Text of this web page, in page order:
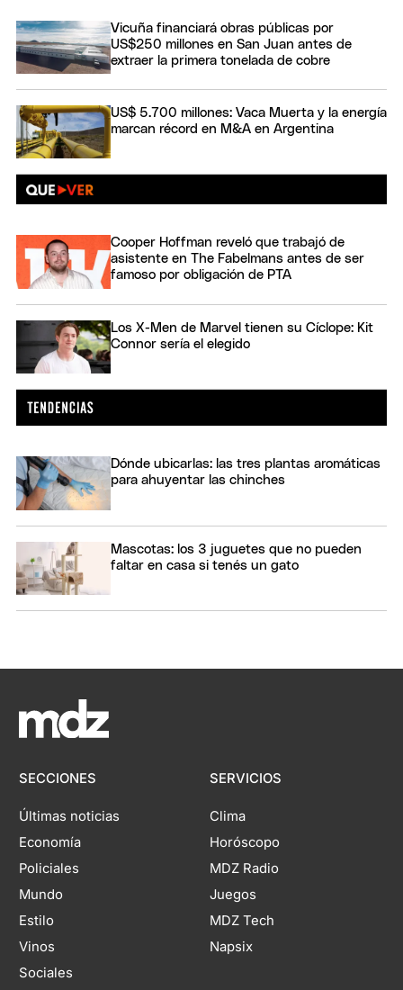
Vicuña financiará obras públicas por
US$250 millones en San Juan antes de
extraer la primera tonelada de cobre
US$ 5.700 millones: Vaca Muerta y la energía
marcan récord en M&A en Argentina
Cooper Hoffman reveló que trabajó de
asistente en The Fabelmans antes de ser
famoso por obligación de PTA
Los X-Men de Marvel tienen su Cíclope: Kit
Connor sería el elegido
Dónde ubicarlas: las tres plantas aromáticas
para ahuyentar las chinches
Mascotas: los 3 juguetes que no pueden
faltar en casa si tenés un gato
SECCIONES
Últimas noticias
Economía
Policiales
Mundo
Estilo
Vinos
Sociales
SERVICIOS
Clima
Horóscopo
MDZ Radio
Juegos
MDZ Tech
Napsix